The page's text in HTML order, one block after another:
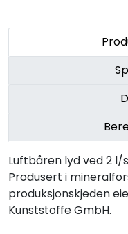
Luftbåren lyd ved 2 l/
Produsert i
produksjonskjeden
Kunststoffe GmbH.